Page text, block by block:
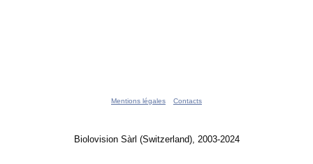
Mentions légales Contacts
Biolovision Sàrl (Switzerland), 2003-2024